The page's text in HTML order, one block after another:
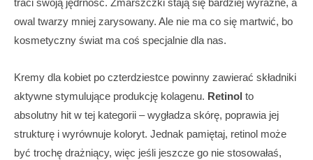
traci swoją jędrność. Zmarszczki stają się bardziej wyraźne, a
owal twarzy mniej zarysowany. Ale nie ma co się martwić, bo
kosmetyczny świat ma coś specjalnie dla nas.
Kremy dla kobiet po czterdziestce powinny zawierać składniki
aktywne stymulujące produkcję kolagenu. Retinol to
absolutny hit w tej kategorii – wygładza skórę, poprawia jej
strukturę i wyrównuje koloryt. Jednak pamiętaj, retinol może
być trochę drażniący, więc jeśli jeszcze go nie stosowałaś,